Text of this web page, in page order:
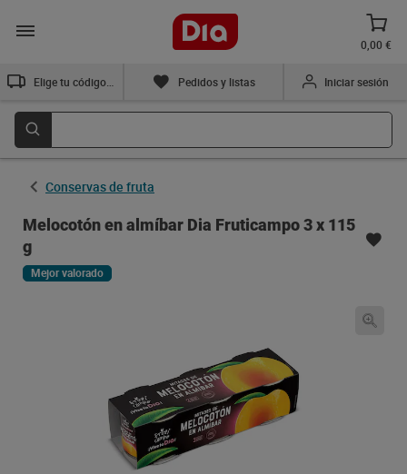
0,00 €
Pedidos y listas Iniciar sesión
Conservas de fruta
Melocotón en almíbar Dia Fruticampo 3 x 115
g
Mejor valorado